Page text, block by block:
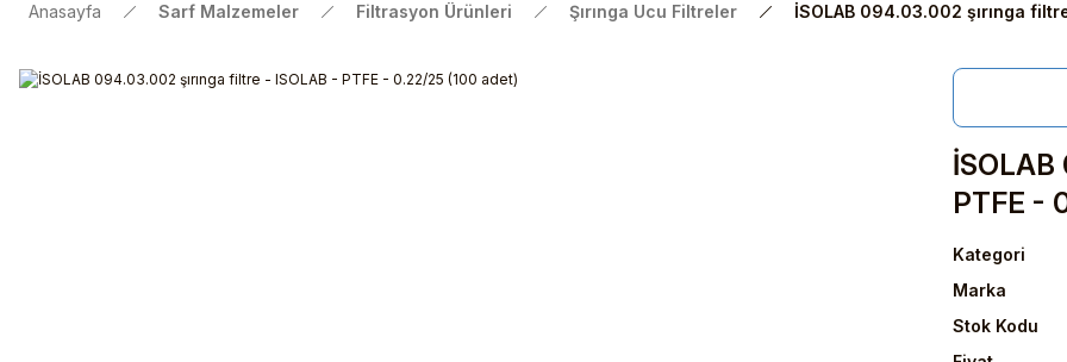
Anasayfa Sarf Malzemeler Filtrasyon Ürünleri Şırınga Ucu Filtreler İSOLAB 094.03.002 şırınga
İSOLAB
PTFE -
Kategori
Marka
Stok Kodu